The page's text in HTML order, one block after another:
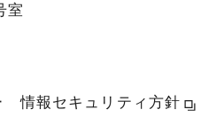
室
情報セキュリティ方針